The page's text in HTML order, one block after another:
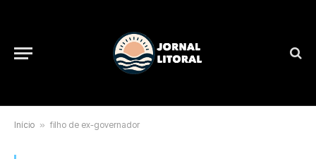
Início » filho de ex-governador